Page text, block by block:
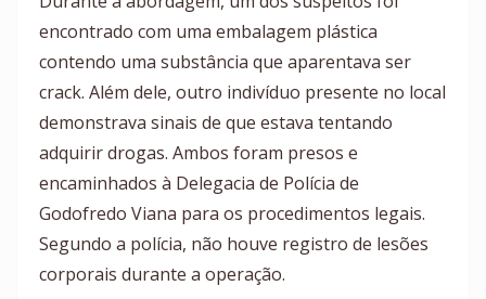
encontrado com uma embalagem plástica
contendo uma substância que aparentava ser
crack. Além dele, outro indivíduo presente no local
demonstrava sinais de que estava tentando
adquirir drogas. Ambos foram presos e
encaminhados à Delegacia de Polícia de
Godofredo Viana para os procedimentos legais.
Segundo a polícia, não houve registro de lesões
corporais durante a operação.